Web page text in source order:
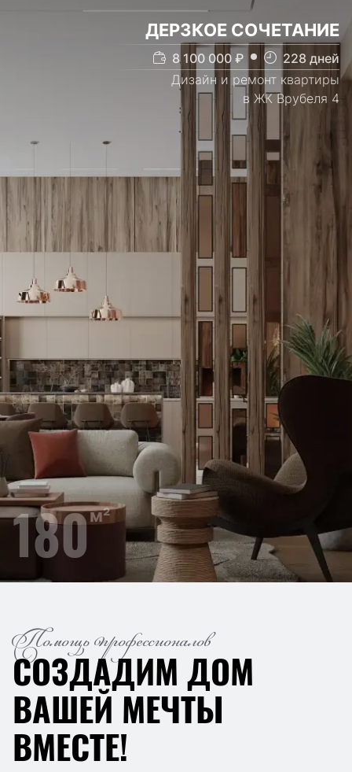
ДЕРЗКОЕ СОЧЕТАНИЕ
8 100 000 ₽ 228 дней
Дизайн и ремонт квартиры
в ЖК Врубеля 4
180м²
Помощь профессионалов
СОЗДАДИМ ДОМ
ВАШЕЙ МЕЧТЫ
ВМЕСТЕ!